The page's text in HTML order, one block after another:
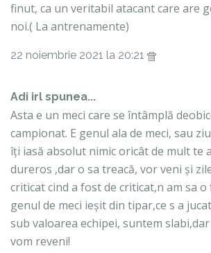
finut, ca un veritabil atacant care are
noi.( La antrenamente)
22 noiembrie 2021 la 20:21
Adi irl spunea...
Asta e un meci care se întâmplă
campionat. E genul ala de meci, sau
îți iasă absolut nimic oricât de mult te
dureros ,dar o sa treacă, vor veni și
criticat cind a fost de criticat,n am sa o
genul de meci ieșit din tipar,ce s a
sub valoarea echipei, suntem
vom reveni!